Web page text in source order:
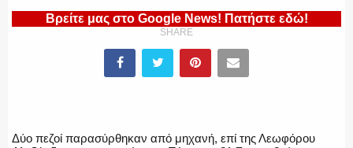
ΥΑΤ/ΥΜΕΤΒρείτε μας στο Google News! Πατήστε εδώ!
SHARE
Δύο πεζοί παρασύρθηκαν από μηχανή, επί της Λεωφόρου